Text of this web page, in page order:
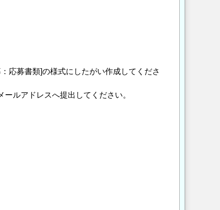
応募書類]の様式にしたがい作成してくださ
ルアドレスへ提出してください。